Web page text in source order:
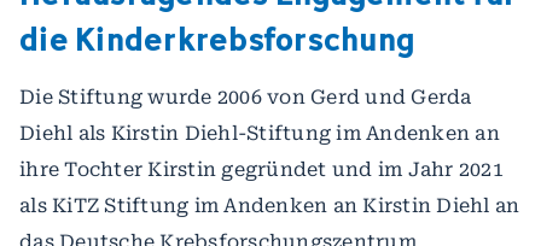
die Kinderkrebsforschung
Die Stiftung wurde 2006 von Gerd und Gerda
Diehl als Kirstin Diehl-Stiftung im Andenken an
ihre Tochter Kirstin gegründet und im Jahr 2021
als KiTZ Stiftung im Andenken an Kirstin Diehl an